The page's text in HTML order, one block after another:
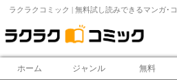
ラクラクコミック | 無料試し読みできるマンガ･
ホーム ジャンル 無料